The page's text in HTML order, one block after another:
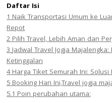
Daftar Isi
1Naik Transportasi Umum ke
Repot
2Pilih Travel, Lebih Aman dan
3Jadwal Travel Jogja
Ketinggalan
4Harga Tiket Semurah Ini:
5Booking Hari Ini,Travel jogja
5.1Poin perubahan utama: